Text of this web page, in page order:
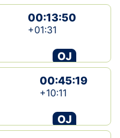
00:13:50
+01:31
OJ
00:45:19
+10:11
OJ